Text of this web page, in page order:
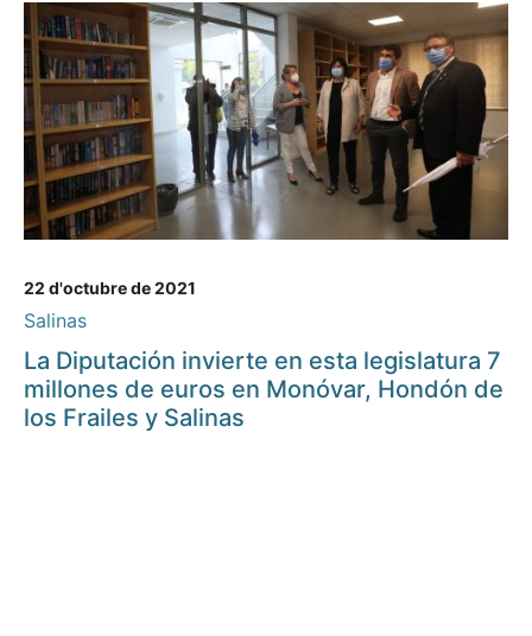
22 d'octubre de 2021
Salinas
La Diputación invierte en esta legislatura 7
millones de euros en Monóvar, Hondón de
los Frailes y Salinas